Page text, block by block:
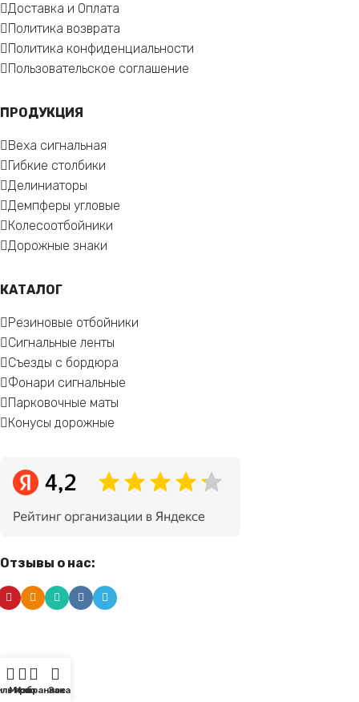
Доставка и Оплата
Политика возврата
Политика конфиденциальности
Пользовательское соглашение
ПРОДУКЦИЯ
Веха сигнальная
Гибкие столбики
Делиниаторы
Демпферы угловые
Колесоотбойники
Дорожные знаки
КАТАЛОГ
Резиновые отбойники
Сигнальные ленты
Съезды с бордюра
Фонари сигнальные
Парковочные маты
Конусы дорожные
Отзывы о нас:
Меню
Избранное
Заказ